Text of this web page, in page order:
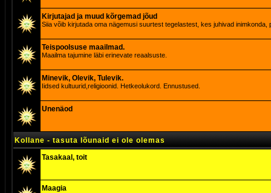
Kirjutajad ja muud kõrgemad jõud
Siia võib kirjutada oma nägemusi suurtest tegelastest, kes juhivad inimkonda,
Teispoolsuse maailmad.
Maailma tajumine läbi erinevate reaalsuste.
Minevik, Olevik, Tulevik.
Iidsed kultuurid,religioonid. Hetkeolukord. Ennustused.
Unenäod
Kollane - tasuta lõunaid ei ole olemas
Tasakaal, toit
Maagia